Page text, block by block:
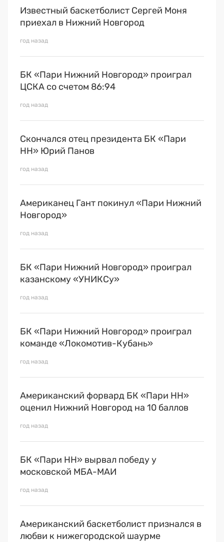
Известный баскетболист Сергей Моня
приехал в Нижний Новгород
год назад
БК «Пари Нижний Новгород» проиграл
ЦСКА со счетом 86:94
год назад
Скончался отец президента БК «Пари
НН» Юрий Панов
год назад
Американец Гант покинул «Пари Нижний
Новгород»
год назад
БК «Пари Нижний Новгород» проиграл
казанскому «УНИКСу»
год назад
БК «Пари Нижний Новгород» проиграл
команде «Локомотив-Кубань»
год назад
Американский форвард БК «Пари НН»
оценил Нижний Новгород на 10 баллов
год назад
БК «Пари НН» вырвал победу у
московской МБА-МАИ
год назад
Американский баскетболист признался в
любви к нижегородской шаурме